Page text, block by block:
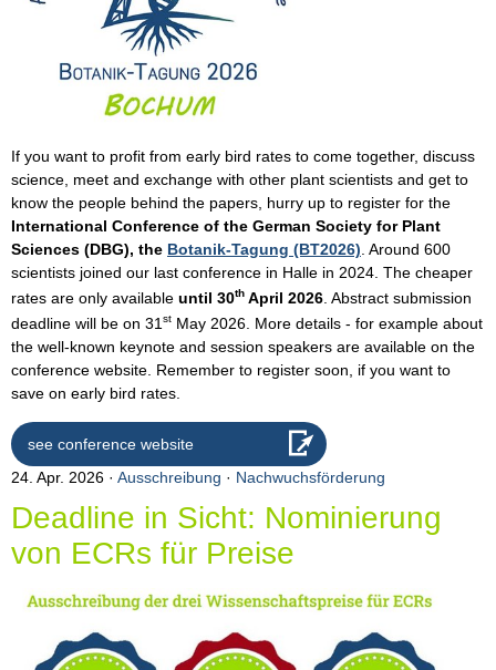
If you want to profit from early bird rates to come together, discuss
science, meet and exchange with other plant scientists and get to
know the people behind the papers, hurry up to register for the
International Conference of the German Society for Plant
Sciences (DBG), the Botanik-Tagung (BT2026) . Around 600
scientists joined our last conference in Halle in 2024. The cheaper
rates are only available until 30th April 2026 . Abstract submission
deadline will be on 31 st May 2026. More details - for example about
the well-known keynote and session speakers are available on the
conference website. Remember to register soon, if you want to
save on early bird rates.
see conference website
24. Apr. 2026
Ausschreibung · Nachwuchsförderung
Deadline in Sicht: Nominierung
von ECRs für Preise